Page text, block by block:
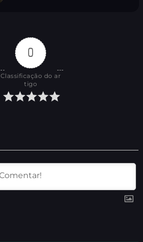
0
Classificação do ar
tigo